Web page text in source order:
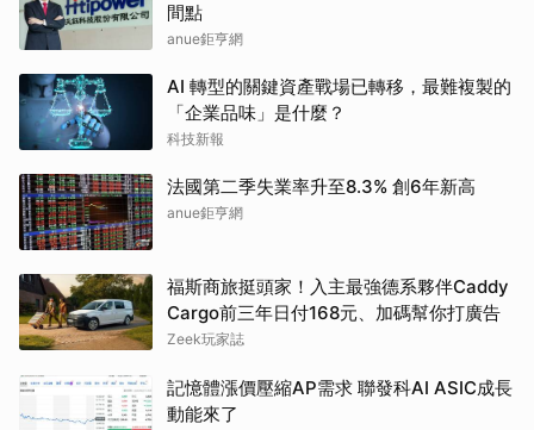
間點
anue鉅亨網
AI 轉型的關鍵資產戰場已轉移，最難複製的
「企業品味」是什麼？
科技新報
法國第二季失業率升至8.3% 創6年新高
anue鉅亨網
福斯商旅挺頭家！入主最強德系夥伴Caddy
Cargo前三年日付168元、加碼幫你打廣告
Zeek玩家誌
記憶體漲價壓縮AP需求 聯發科AI ASIC成長
動能來了